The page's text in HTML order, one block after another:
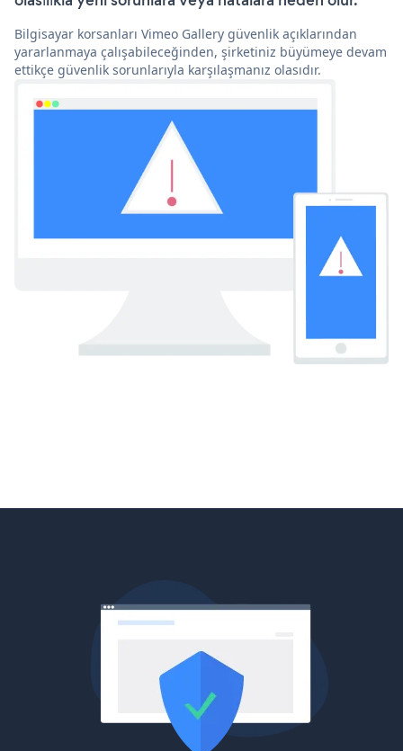
Bilgisayar korsanları Vimeo Gallery güvenlik açıklarından
yararlanmaya çalışabileceğinden, şirketiniz büyümeye devam
ettikçe güvenlik sorunlarıyla karşılaşmanız olasıdır.